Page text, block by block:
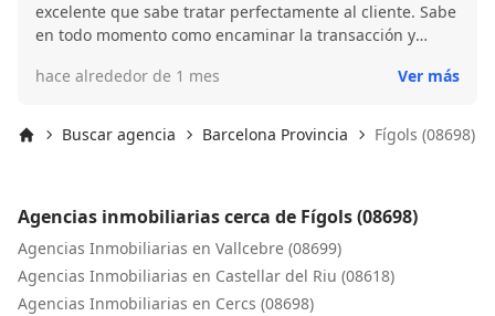
excelente que sabe tratar perfectamente al cliente. Sabe
en todo momento como encaminar la transacción y
recomendado y muy satisfecho de haber coincidido con
hace alrededor de 1 mes Ver más
Buscar agencia Barcelona Provincia Fígols (08698)
Agencias inmobiliarias cerca de Fígols (08698)
Agencias Inmobiliarias en Vallcebre (08699)
Agencias Inmobiliarias en Castellar del Riu (08618)
Agencias Inmobiliarias en Cercs (08698)